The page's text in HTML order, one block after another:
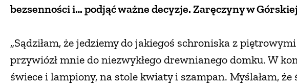
bezsenności i… podjąć ważne decyzje. Zaręczyny w
„Sądziłam, że jedziemy do jakiegoś schroniska z
przywiózł mnie do niezwykłego drewnianego domku. W
świece i lampiony, na stole kwiaty i szampan. Myślałam, że